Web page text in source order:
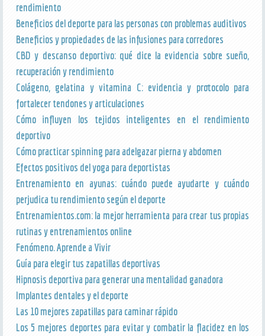
rendimiento
Beneficios del deporte para las personas con problemas auditivos
Beneficios y propiedades de las infusiones para corredores
CBD y descanso deportivo: qué dice la evidencia sobre sueño,
recuperación y rendimiento
Colágeno, gelatina y vitamina C: evidencia y protocolo para
fortalecer tendones y articulaciones
Cómo influyen los tejidos inteligentes en el rendimiento
deportivo
Cómo practicar spinning para adelgazar pierna y abdomen
Efectos positivos del yoga para deportistas
Entrenamiento en ayunas: cuándo puede ayudarte y cuándo
perjudica tu rendimiento según el deporte
Entrenamientos.com: la mejor herramienta para crear tus propias
rutinas y entrenamientos online
Fenómeno. Aprende a Vivir
Guía para elegir tus zapatillas deportivas
Hipnosis deportiva para generar una mentalidad ganadora
Implantes dentales y el deporte
Las 10 mejores zapatillas para caminar rápido
Los 5 mejores deportes para evitar y combatir la flacidez en los